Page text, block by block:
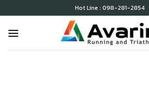
to
content
Hot Line : 098-281-2854